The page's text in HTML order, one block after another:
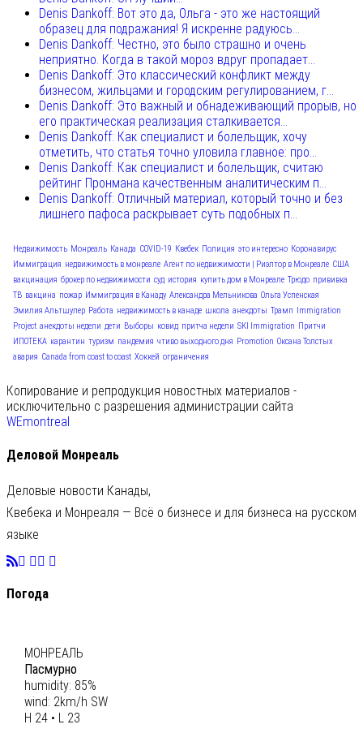
Denis Dankoff: Вот это да, Ольга - это же настоящий
образец для подражания! Я искренне радуюсь...
Denis Dankoff: Честно, это было страшно и очень
неприятно. Когда в такой мороз вдруг пропадает...
Denis Dankoff: Это классический конфликт между
бизнесом, жильцами и городским регулированием, г...
Denis Dankoff: Это важный и обнадеживающий прорыв, но
его практическая реализация сталкивается...
Denis Dankoff: Как специалист и болельщик, хочу
отметить, что статья точно уловила главное: про...
Denis Dankoff: Как специалист и болельщик, считаю
рейтинг Пронмана качественным аналитическим п...
Denis Dankoff: Отличный материал, который точно и без
лишнего пафоса раскрывает суть подобных п...
Недвижимость Монреаль Канада COVID-19 Квебек Полиция это интересно Коронавирус
Иммиграция недвижимость в монреале Агент по недвижимости | Риэлтор в Монреале США
вакцинация брокер по недвижимости суд история купить дом в Монреале Трюдо прививка
ТВ вакцина пожар Иммиграция в Канаду Александра Мельникова Ольга Успенская
Эмилия Альтшулер Работа недвижимость в канаде школа анекдоты Трамп
Immigration
Project анекдоты недели дети Выборы ковид притча недели SKI Immigration Притчи
ИПОТЕКА карантин туризм пандемия чтиво выходного дня Promotion Оксана Толстых
авария Canada from coast to coast Хоккей ограничения
Копирование и репродукция новостных материалов -
исключительно с разрешения администрации сайта
WEmontreal
Деловой Монреаль
Деловые новости Канады,
Квебека и Монреаля — Всё о бизнесе и для бизнеса на русском
языке
Погода
МОНРЕАЛЬ
Пасмурно
humidity: 85%
wind: 2km/h SW
H 24 • L 23